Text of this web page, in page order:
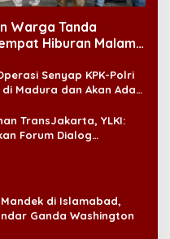
Warga Tanda
Hiburan Malam
Senyap KPK-Polri
di Madura dan Akan Ada
TransJakarta, YLKI:
Forum Dialog
di Islamabad,
Ganda Washington